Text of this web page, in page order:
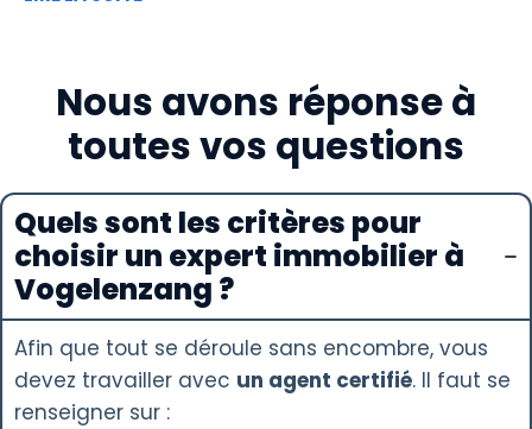
Nous avons réponse à
toutes vos questions
Quels sont les critères pour
choisir un expert immobilier à
Vogelenzang ?
Afin que tout se déroule sans encombre, vous
devez travailler avec un agent certifié. Il faut se
renseigner sur :